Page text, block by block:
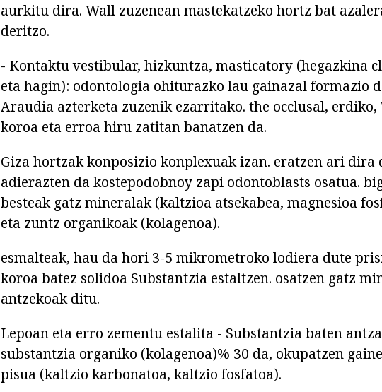
aurkitu dira. Wall zuzenean mastekatzeko hortz bat
deritzo.
- Kontaktu vestibular, hizkuntza, masticatory (hegazkina
eta hagin): odontologia ohiturazko lau gainazal formazio
Araudia azterketa zuzenik ezarritako. the occlusal,
koroa eta erroa hiru zatitan banatzen da.
Giza hortzak konposizio konplexuak izan. eratzen ari dira
adierazten da kostepodobnoy zapi odontoblasts osatua.
besteak gatz mineralak (kaltzioa atsekabea, magnesioa
eta zuntz organikoak (kolagenoa).
esmalteak, hau da hori 3-5 mikrometroko lodiera dute
koroa batez solidoa Substantzia estaltzen. osatzen gatz
antzekoak ditu.
Lepoan eta erro zementu estalita - Substantzia baten
substantzia organiko (kolagenoa)% 30 da, okupatzen
pisua (kaltzio karbonatoa, kaltzio fosfatoa).